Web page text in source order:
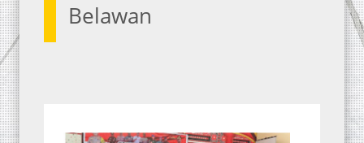
Belawan